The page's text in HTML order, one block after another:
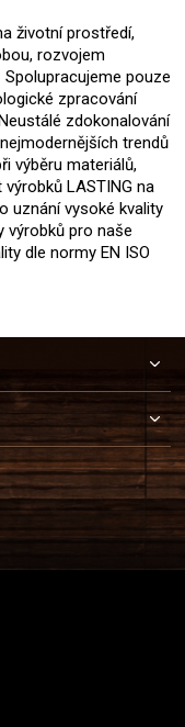
životní prostředí,
rozvojem
pouze
zpracování
zdokonalování
trendů
výběru materiálů,
LASTING na
uznání vysoké kvality
výrobků pro naše
dle normy EN ISO